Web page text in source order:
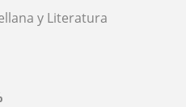
y Literatura